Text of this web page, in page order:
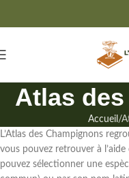
Atlas
Accueil
L’Atlas des Champignons
vous pouvez retrouver à
pouvez sélectionner une